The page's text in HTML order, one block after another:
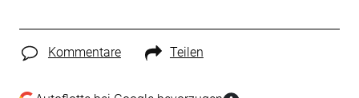
Kommentare Teilen